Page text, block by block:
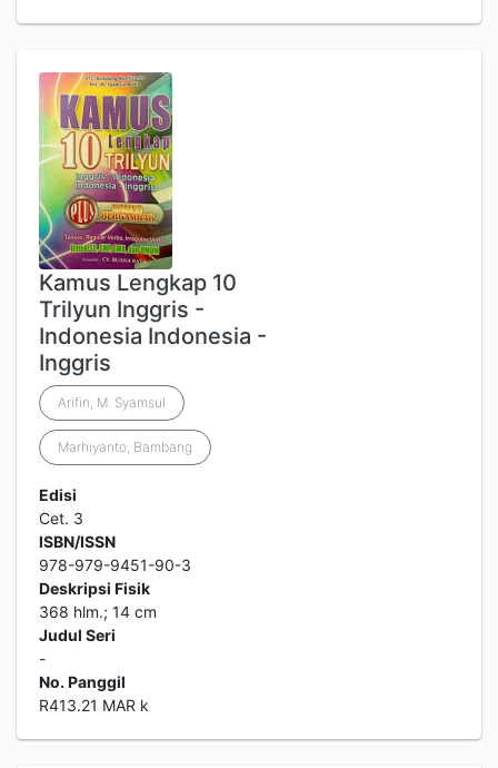
Kamus Lengkap 10
Trilyun Inggris -
Indonesia Indonesia -
Inggris
Arifin, M. Syamsul
Marhiyanto, Bambang
Edisi
Cet. 3
ISBN/ISSN
978-979-9451-90-3
Deskripsi Fisik
368 hlm.; 14 cm
Judul Seri
-
No. Panggil
R413.21 MAR k